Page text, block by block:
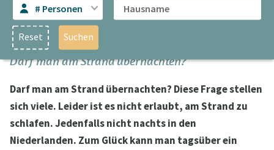
# Personen
Suchen
Reset
Darf man am Strand übernachten?
Darf man am Strand übernachten? Diese Frage stellen
sich viele. Leider ist es nicht erlaubt, am Strand zu
schlafen. Jedenfalls nicht nachts in den
Niederlanden. Zum Glück kann man tagsüber ein